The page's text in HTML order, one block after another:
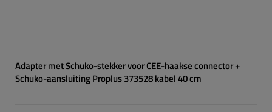
Adapter met Schuko-stekker voor CEE-haakse connector +
Schuko-aansluiting Proplus 373528 kabel 40 cm